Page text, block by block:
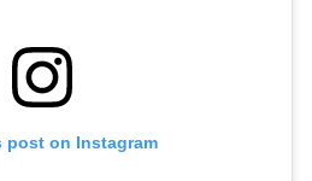
post on Instagram